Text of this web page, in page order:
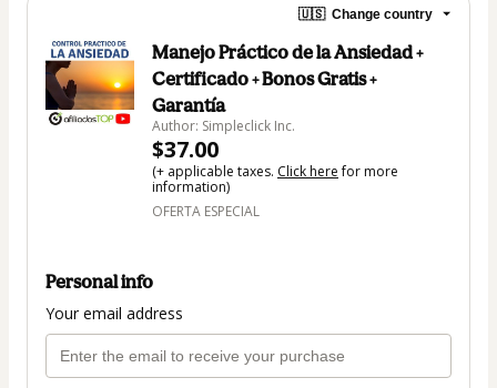
🇺🇸 Change country
Manejo Práctico de la Ansiedad +
Certificado + Bonos Gratis +
Garantía
Author: Simpleclick Inc.
$37.00
(+ applicable taxes. Click herefor more
information)
OFERTA ESPECIAL
Personal info
Your email address